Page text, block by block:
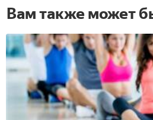
Вам также может